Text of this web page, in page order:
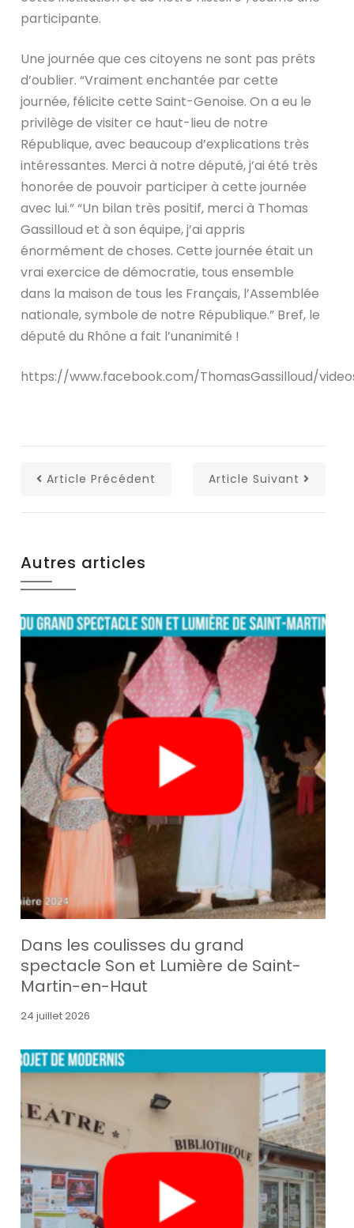
participante.
Une journée que ces citoyens ne sont pas prêts
d’oublier. “Vraiment enchantée par cette
journée, félicite cette Saint-Genoise. On a eu le
privilège de visiter ce haut-lieu de notre
République, avec beaucoup d’explications très
intéressantes. Merci à notre député, j’ai été très
honorée de pouvoir participer à cette journée
avec lui.” “Un bilan très positif, merci à Thomas
Gassilloud et à son équipe, j’ai appris
énormément de choses. Cette journée était un
vrai exercice de démocratie, tous ensemble
dans la maison de tous les Français, l’Assemblée
nationale, symbole de notre République.” Bref, le
député du Rhône a fait l’unanimité !
https://www.facebook.com/ThomasGassilloud/
Article Précédent Article Suivant
Autres articles
Dans les coulisses du grand
spectacle Son et Lumière de Saint-
Martin-en-Haut
24 juillet 2026